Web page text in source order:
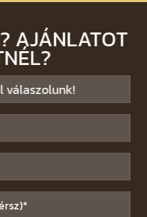
AJÁNLATOT
válaszolunk!